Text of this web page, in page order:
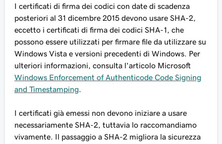
I certificati di firma dei codici con date di scadenza
posteriori al 31 dicembre 2015 devono usare SHA-2,
eccetto i certificati di firma dei codici SHA-1, che
possono essere utilizzati per firmare file da utilizzare su
Windows Vista e versioni precedenti di Windows. Per
ulteriori informazioni, consulta l'articolo Microsoft
Windows Enforcement of Authenticode Code Signing
and Timestamping
I certificati già emessi non devono iniziare a usare
necessariamente SHA-2, tuttavia lo raccomandiamo
vivamente. Il passaggio a SHA-2 migliora la sicurezza